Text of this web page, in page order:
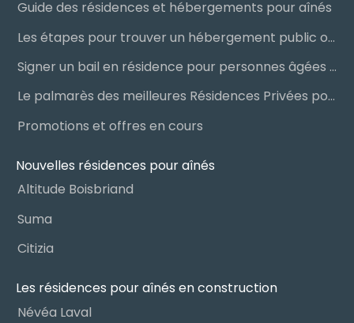
Guide des résidences et hébergements pour aînés
Les étapes pour trouver un hébergement public ou privé
Signer un bail en résidence pour personnes âgées (RPA) : ce qu’il faut savoir
Le palmarès des meilleures Résidences Privées pour Aînés (RPA)
Promotions et offres en cours
Nouvelles résidences pour aînés
Altitude Boisbriand
Suma
Citizia
Les résidences pour aînés en construction
Névéa Laval